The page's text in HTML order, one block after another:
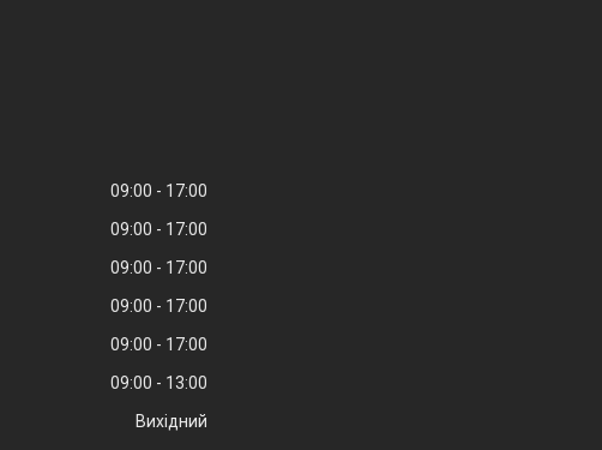
09:00
17:00
09:00
17:00
09:00
17:00
09:00
17:00
09:00
17:00
09:00
13:00
Вихідний